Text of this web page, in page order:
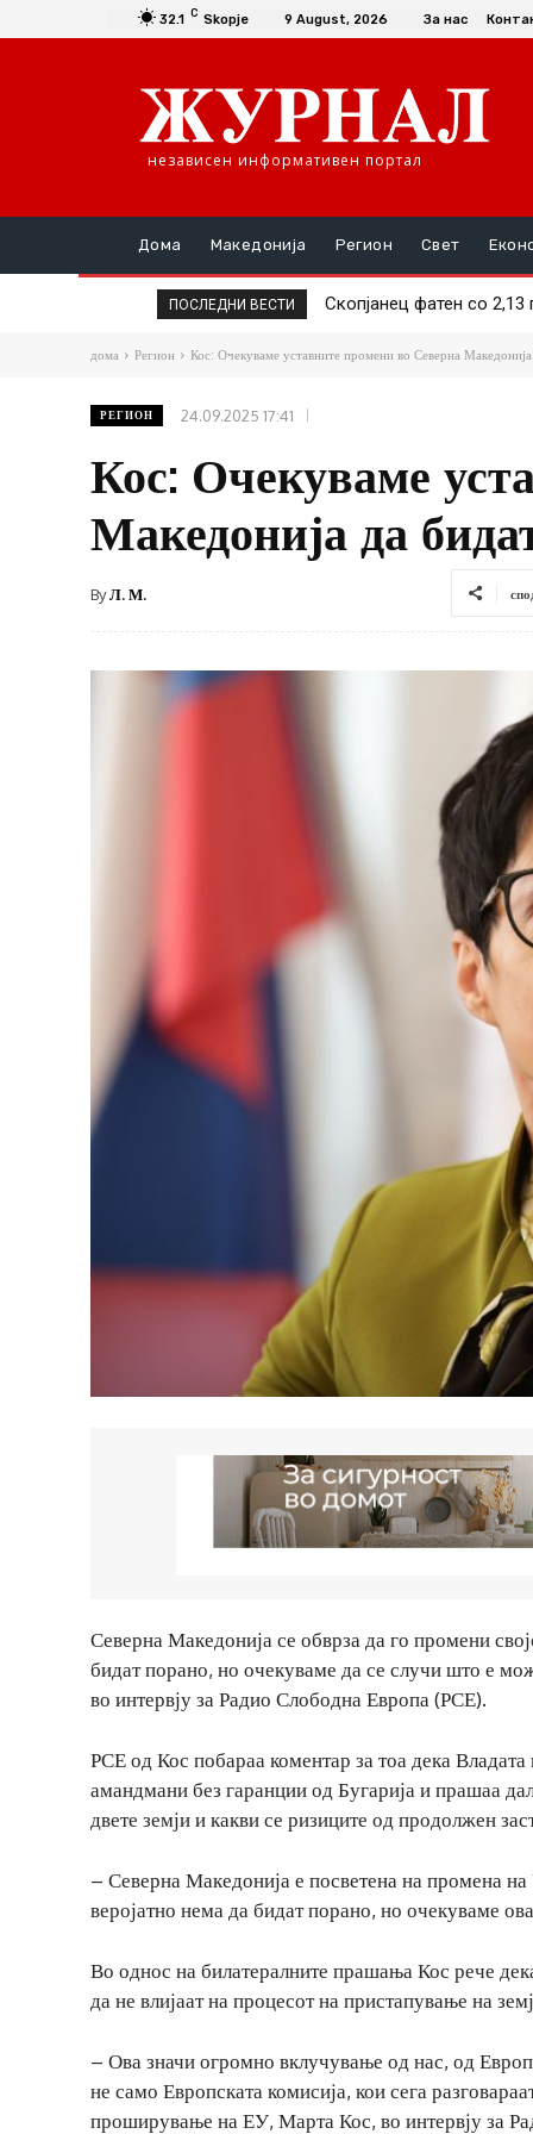
32.1 C Skopje 9 August, 2026 За нас
независен информативен портал
Дома Македонија Регион Свет
ПОСЛЕДНИ ВЕСТИ Скопјанец фатен со
Тела на хитлерови
дома Регион Кос: Очекуваме уставните промени во Северна
РЕГИОН 24.09.2025 17:41
Кос: Очекуваме
Македонија да
ByЛ. М.
Северна Македонија се обврза да го промени
бидат порано, но очекуваме да се случи што е
во интервју за Радио Слободна Европа (РСЕ).
РСЕ од Кос побараа коментар за тоа дека
амандмани без гаранции од Бугарија и прашаа
двете земји и какви се ризиците од продолжен
– Северна Македонија е посветена на промена
веројатно нема да бидат порано, но очекуваме
Во однос на билатералните прашања Кос рече
да не влијаат на процесот на пристапување на
– Ова значи огромно вклучување од нас, од
не само Европската комисија, кои сега
проширување на ЕУ, Марта Кос, во интервју за